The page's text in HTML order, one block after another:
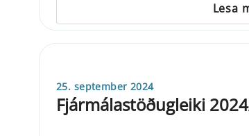
Lesa
25. september 2024
Fjármálastöðugleiki